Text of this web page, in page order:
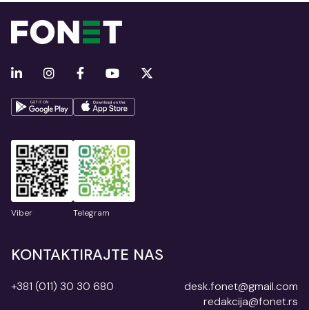
Viber Telegram
KONTAKTIRAJTE NAS
+381 (011) 30 30 680
desk.fonet@gmail.com
redakcija@fonet.rs